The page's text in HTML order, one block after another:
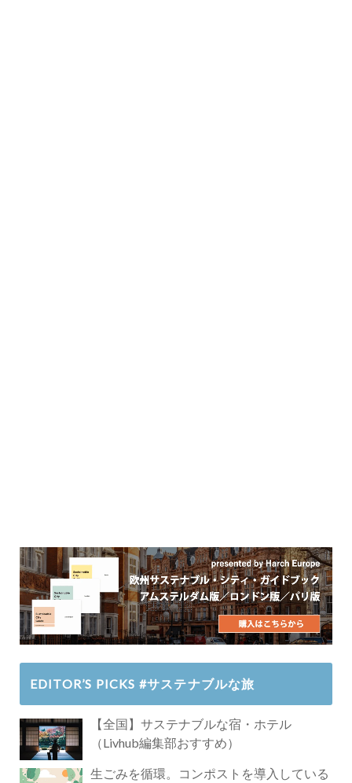
EDITOR’S PICKS #サステナブルな旅
【全国】サステナブルな宿・ホテル
（Livhub編集部おすすめ）
生ごみを循環。コンポストを導入している